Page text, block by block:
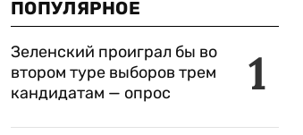
ПОПУЛЯРНОЕ
1
Зеленский проиграл бы во
втором туре выборов трем
кандидатам — опрос